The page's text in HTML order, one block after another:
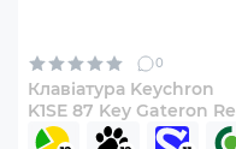
0
Клавіатура Keychron
K1SE 87 Key Gateron
(K1SEA1_KEYCHRON)